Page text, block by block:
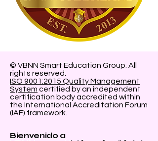
© VBNN Smart Education Group. All
rights reserved.
ISO 9001:2015 Quality Management
System certified by an independent
certification body accredited within
the International Accreditation Forum
(IAF) framework.
Bienvenido a